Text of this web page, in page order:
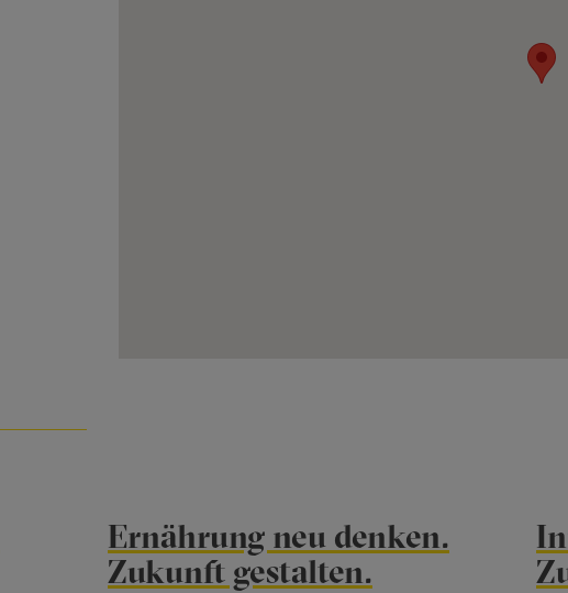
Ernährung neu denken.
Zukunft gestalten.